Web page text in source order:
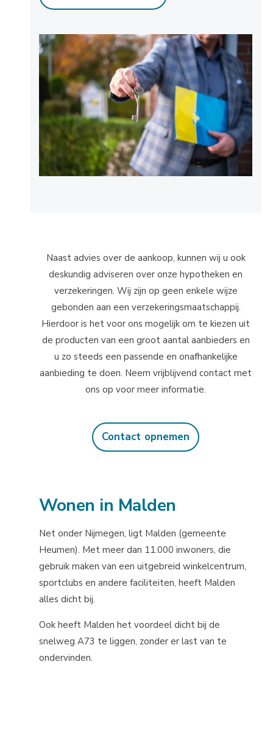
Naast advies over de aankoop, kunnen wij u ook
deskundig adviseren over onze hypotheken en
verzekeringen. Wij zijn op geen enkele wijze
gebonden aan een verzekeringsmaatschappij.
Hierdoor is het voor ons mogelijk om te kiezen uit
de producten van een groot aantal aanbieders en
u zo steeds een passende en onafhankelijke
aanbieding te doen. Neem vrijblijvend contact met
ons op voor meer informatie.
Contact opnemen
Wonen in Malden
Net onder Nijmegen, ligt Malden (gemeente
Heumen). Met meer dan 11.000 inwoners, die
gebruik maken van een uitgebreid winkelcentrum,
sportclubs en andere faciliteiten, heeft Malden
alles dicht bij.
Ook heeft Malden het voordeel dicht bij de
snelweg A73 te liggen, zonder er last van te
ondervinden.